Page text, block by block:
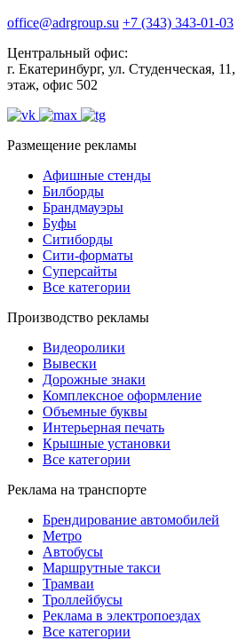
office@adrgroup.su +7 (343) 343-01-03
Центральный офис:
г. Екатеринбург, ул. Студенческая,
этаж, офис 502
Размещение рекламы
Афишные стенды
Билборды
Брандмауэры
Буфы
Ситиборды
Сити-форматы
Суперсайты
Все категории
Производство рекламы
Видеоролики
Вывески
Дорожные знаки
Комплексное оформление
Объемные буквы
Интерьерная печать
Крышные установки
Все категории
Реклама на транспорте
Брендирование автомобилей
Метро
Автобусы
Маршрутные такси
Трамваи
Троллейбусы
Реклама в электропоездах
Все категории